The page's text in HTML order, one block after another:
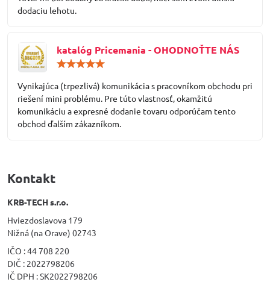
dodaciu lehotu.
katalóg Pricemania - OHODNOŤTE NÁS
5
Vynikajúca (trpezlivá) komunikácia s pracovníkom obchodu pri
riešení mini problému. Pre túto vlastnosť, okamžitú
komunikáciu a expresné dodanie tovaru odporúčam tento
obchod ďalším zákazníkom.
Kontakt
KRB-TECH s.r.o.
Hviezdoslavova 179
Nižná (na Orave) 02743
IČO : 44 708 220
DIČ : 2022798206
IČ DPH : SK2022798206